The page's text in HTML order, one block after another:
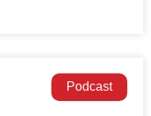
Podcast